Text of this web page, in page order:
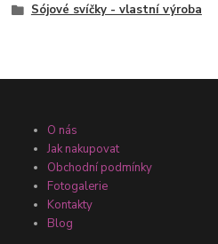
Sójové svíčky - vlastní výroba
O nás
Jak nakupovat
Obchodní podmínky
Fotogalerie
Kontakty
Blog